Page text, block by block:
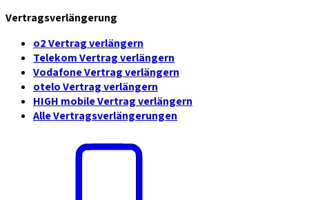
Vertragsverlängerung
o2 Vertrag verlängern
Telekom Vertrag verlängern
Vodafone Vertrag verlängern
otelo Vertrag verlängern
HIGH mobile Vertrag verlängern
Alle Vertragsverlängerungen